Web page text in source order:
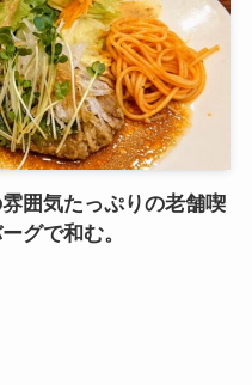
囲気たっぷりの老舗喫
グで和む。